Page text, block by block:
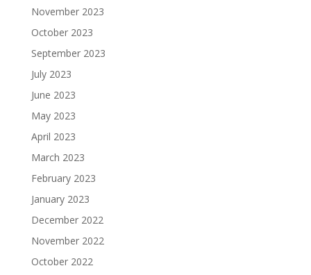
November 2023
October 2023
September 2023
July 2023
June 2023
May 2023
April 2023
March 2023
February 2023
January 2023
December 2022
November 2022
October 2022